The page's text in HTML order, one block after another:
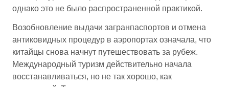
однако это не было распространенной практикой.
Возобновление выдачи загранпаспортов и отмена
антиковидных процедур в аэропортах означала, что
китайцы снова начнут путешествовать за рубеж.
Международный туризм действительно начала
восстанавливаться, но не так хорошо, как